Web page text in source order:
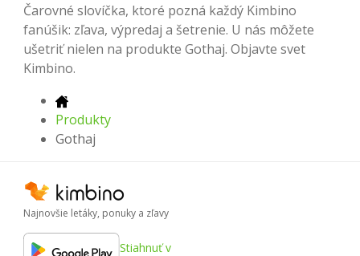
Čarovné slovíčka, ktoré pozná každý Kimbino
fanúšik: zľava, výpredaj a šetrenie. U nás môžete
ušetriť nielen na produkte Gothaj. Objavte svet
Kimbino.
Produkty
Gothaj
Najnovšie letáky, ponuky a zľavy
Stiahnuť v